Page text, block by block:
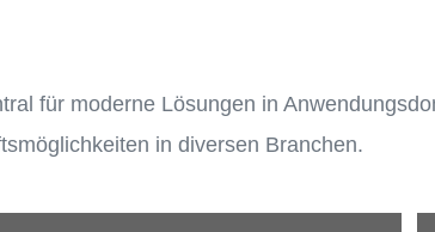
für moderne Lösungen in
in diversen Branchen.